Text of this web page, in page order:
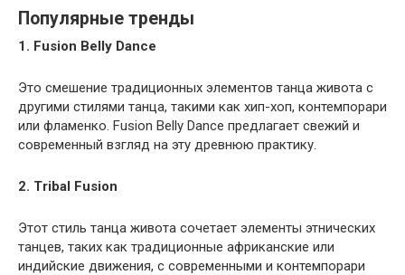
Популярные тренды
1. Fusion Belly Dance
Это смешение традиционных элементов танца живота с
другими стилями танца, такими как хип-хоп, контемпорари
или фламенко. Fusion Belly Dance предлагает свежий и
современный взгляд на эту древнюю практику.
2. Tribal Fusion
Этот стиль танца живота сочетает элементы этнических
танцев, таких как традиционные африканские или
индийские движения, с современными и контемпорари